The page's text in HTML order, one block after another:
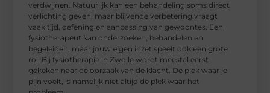
verdwijnen. Natuurlijk kan een behandeling soms direct
verlichting geven, maar blijvende verbetering vraagt
vaak tijd, oefening en aanpassing van gewoontes. Een
fysiotherapeut kan onderzoeken, behandelen en
begeleiden, maar jouw eigen inzet speelt ook een grote
rol. Bij fysiotherapie in Zwolle wordt meestal eerst
gekeken naar de oorzaak van de klacht. De plek waar je
pijn voelt, is namelijk niet altijd de plek waar het